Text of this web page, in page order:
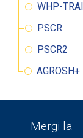
WHP-
PSCR
PSCR2
AGROSH+
Mergi la